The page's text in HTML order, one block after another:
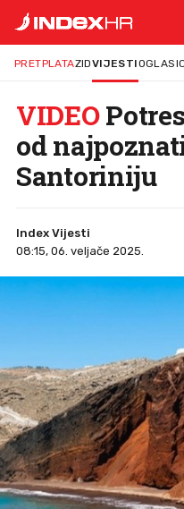
PRETPLATAZIDVIJESTIOGLASI
VIDEO
od
Santoriniju
Index Vijesti
08:15, 06. veljače 2025.